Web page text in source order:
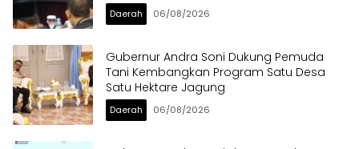
Daerah 06/08/2026
Gubernur Andra Soni Dukung Pemuda
Tani Kembangkan Program Satu Desa
Satu Hektare Jagung
Daerah 06/08/2026